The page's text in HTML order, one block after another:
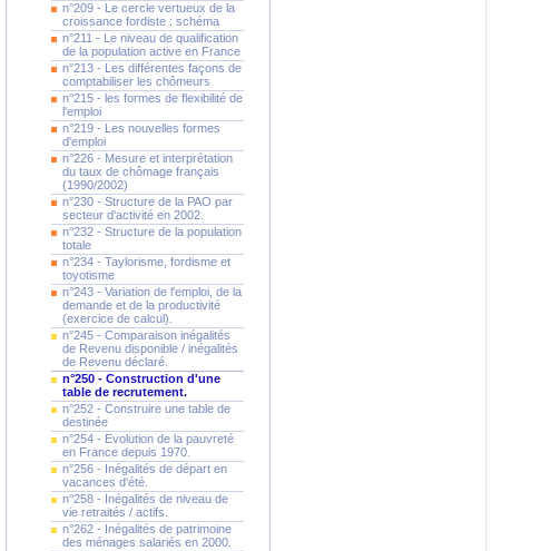
n°209 - Le cercle vertueux de la
croissance fordiste : schéma
n°211 - Le niveau de qualification
de la population active en France
n°213 - Les différentes façons de
comptabiliser les chômeurs
n°215 - les formes de flexibilité de
l'emploi
n°219 - Les nouvelles formes
d'emploi
n°226 - Mesure et interprétation
du taux de chômage français
(1990/2002)
n°230 - Structure de la PAO par
secteur d'activité en 2002.
n°232 - Structure de la population
totale
n°234 - Taylorisme, fordisme et
toyotisme
n°243 - Variation de l'emploi, de la
demande et de la productivité
(exercice de calcul).
n°245 - Comparaison inégalités
de Revenu disponible / inégalités
de Revenu déclaré.
n°250 - Construction d'une
table de recrutement.
n°252 - Construire une table de
destinée
n°254 - Evolution de la pauvreté
en France depuis 1970.
n°256 - Inégalités de départ en
vacances d'été.
n°258 - Inégalités de niveau de
vie retraités / actifs.
n°262 - Inégalités de patrimoine
des ménages salariés en 2000.